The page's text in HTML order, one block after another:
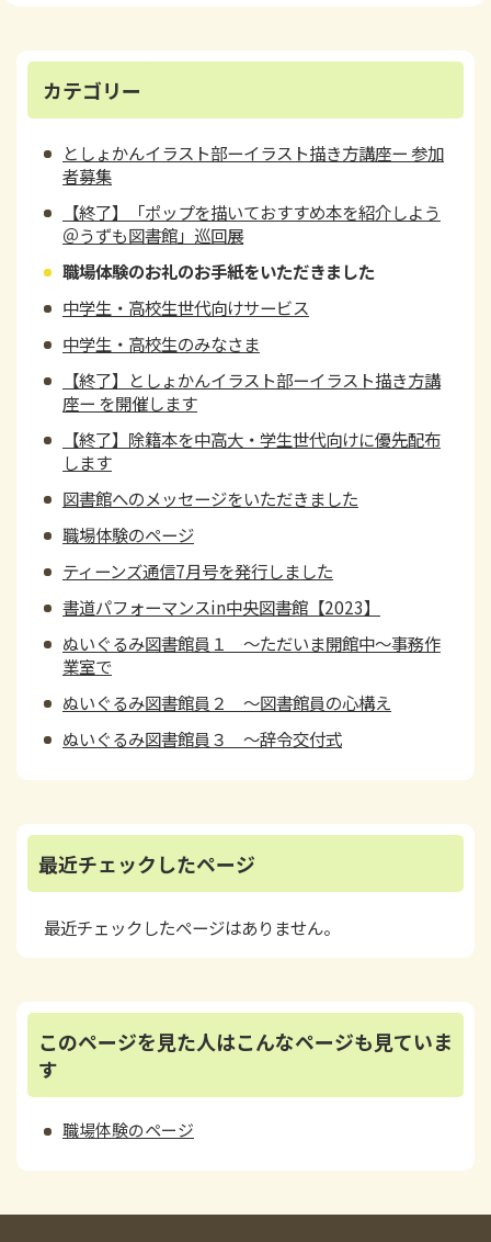
カテゴリー
としょかんイラスト部ーイラスト描き方講座ー 参加
者募集
【終了】「ポップを描いておすすめ本を紹介しよう
＠うずも図書館」巡回展
職場体験のお礼のお手紙をいただきました
中学生・高校生世代向けサービス
中学生・高校生のみなさま
【終了】としょかんイラスト部ーイラスト描き方講
座ー を開催します
【終了】除籍本を中高大・学生世代向けに優先配布
します
図書館へのメッセージをいただきました
職場体験のページ
ティーンズ通信7月号を発行しました
書道パフォーマンスin中央図書館【2023】
ぬいぐるみ図書館員１ ～ただいま開館中～事務作
業室で
ぬいぐるみ図書館員２ ～図書館員の心構え
ぬいぐるみ図書館員３ ～辞令交付式
最近チェックしたページ
最近チェックしたページはありません。
このページを見た人はこんなページも見ていま
す
職場体験のページ